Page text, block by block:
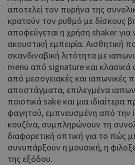
αποτελεί τον πυρήνα της
κρατούν τον ρυθμό με δίσκους
αποφεύγεται η χρήση shaker για
ακουστική εμπειρία. Αισθητική
σκανδιναβική λιτότητα με
menu από signature και
από μεσογειακές και ιαπωνικές
αποστάγματα, επιλεγμένα
ποιοτικά sake και μια
φαγητού, εμπνευσμένη από την
κουζίνα, συμπληρώνουν τη
διαφορετική οπτική για το πώς
συνυπάρξουν η μουσική, η
της εξόδου.